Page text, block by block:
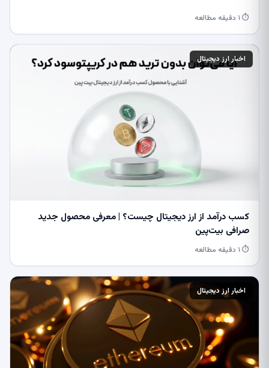
⏱ ۱ دقیقه مطالعه
اخبار ارز دیجیتال
کسب درآمد از ارز دیجیتال چیست؟ | معرفی محصول جدید
صرافی بیت‌پین
⏱ ۱ دقیقه مطالعه
اخبار ارز دیجیتال